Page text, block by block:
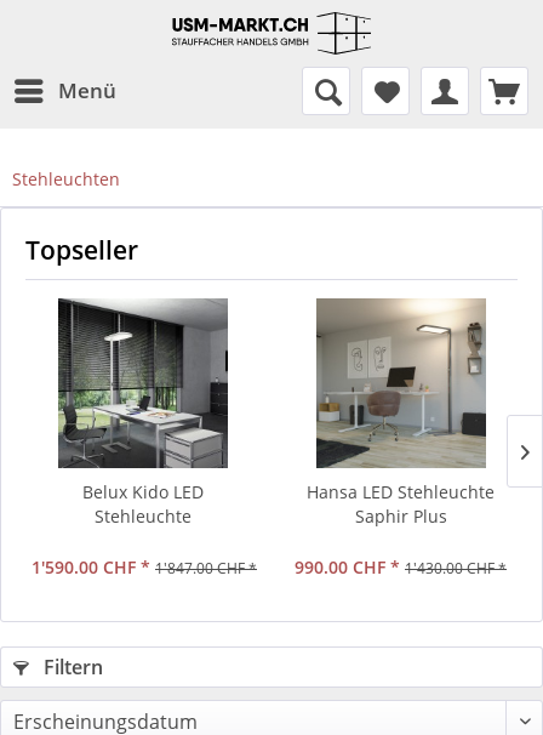
Menü
Stehleuchten
Topseller
Belux Kido LED
Stehleuchte
1'590.00 CHF * 1'847.00 CHF *
Hansa LED Stehleuchte
Saphir Plus
990.00 CHF * 1'430.00 CHF *
Filtern